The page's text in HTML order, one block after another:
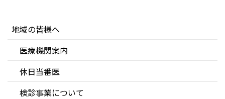
地域の皆様へ
医療機関案内
休日当番医
検診事業について